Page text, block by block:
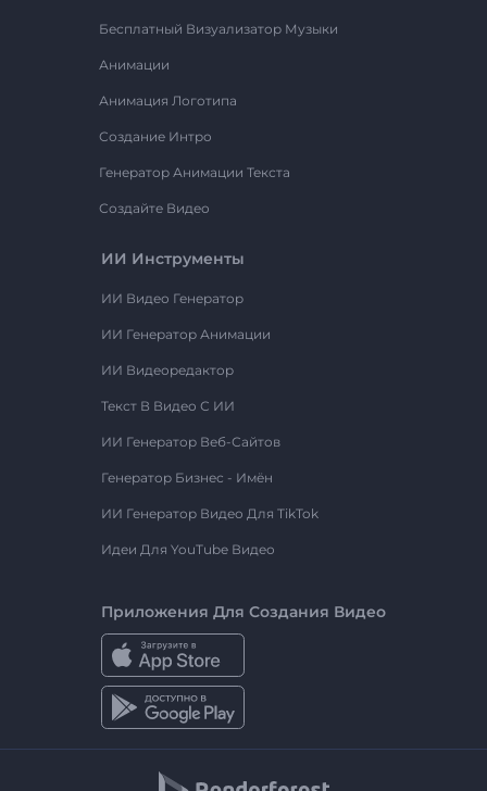
Бесплатный Визуализатор Музыки
Анимации
Анимация Логотипа
Создание Интро
Генератор Анимации Текста
Создайте Видео
ИИ Инструменты
ИИ Видео Генератор
ИИ Генератор Анимации
ИИ Видеоредактор
Текст В Видео С ИИ
ИИ Генератор Веб-Сайтов
Генератор Бизнес - Имён
ИИ Генератор Видео Для TikTok
Идеи Для YouTube Видео
Приложения Для Создания Видео